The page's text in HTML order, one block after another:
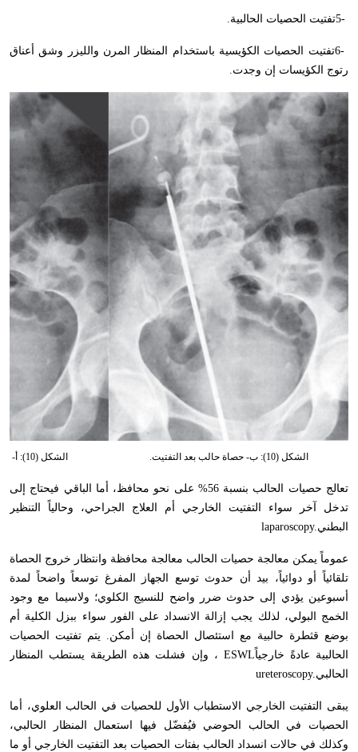
5-تفتيت الحصيات الحالبية.
6-تفتيت الحصيات الكؤيسية باستخدام المنظار المرن والليزر وشق أعناق
رتوج الكؤيسات إن وجدت.
الشكل (10): ب- حصاة حالب بعد التفتيت. الشكل (10): أ- حصاة حالب قبل التفتيت .
تعالج حصيات الحالب بنسبة 56% على نحو محافظ، أما الباقي فيحتاج إلى
تدخل آخر سواء التفتيت الخارجي أم العلاج الجراحي، وحالياً التنظير
البطنيlaparoscopy.
عموماً يمكن معالجة حصيات الحالب معالجة محافظة وانتظار خروج الحصاة
تلقائياً أو دوائياً، بيد أن حدوث توسع الجهاز المفرغ توسعاً واضحاً لمدة
أسبوعين يؤدي إلى حدوث ضرر واضح للنسيج الكلوي؛ ولاسيما مع وجود
الخمج البولي، لذلك يجب إزالة الانسداد على الفور سواء ببزل الكلية أم
بوضع قثطرة حالبية مع استئصال الحصاة إن أمكن. يتم تفتيت الحصيات
الحالبية عادةً خارجياًESWL ، وإن فشلت هذه الطريقة يستطب المنظار
الحالبيureteroscopy.
يبقى التفتيت الخارجي الاستطباب الأول للحصيات في الحالب العلوي، أما
الحصيات في الحالب الحوضي فيُفضّل فيها استعمال المنظار الحالبي،
وكذلك في حالات انسداد الحالب بفتات الحصيات بعد التفتيت الخارجي أو ما